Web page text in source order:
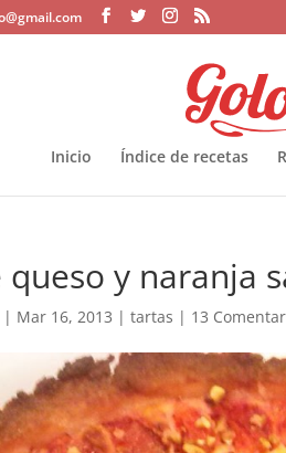
Inicio Índice de recetas
y naranja
| Mar 16, 2013 |tartas | 13